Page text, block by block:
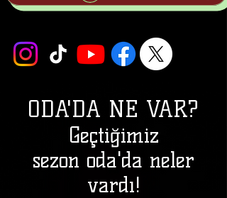
ODA'DA NE VAR?
Geçtiğimiz
sezon oda'da neler
vardı!